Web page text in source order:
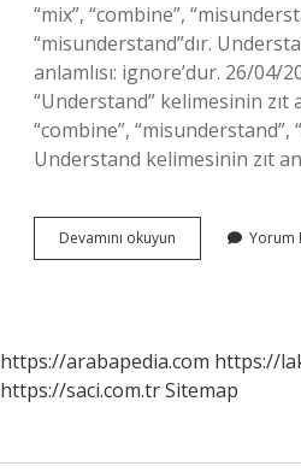
“mix”, “combine”,
“misunderstand”dır.
anlamlısı: ignore’dur. 26/04/
“Understand” kelimesinin zıt
“combine”, “misunderstand”,
Understand kelimesinin zıt
Devamını okuyun
Zıt
Yorum
https://arabapedia.com https://
https://saci.com.trSitemap